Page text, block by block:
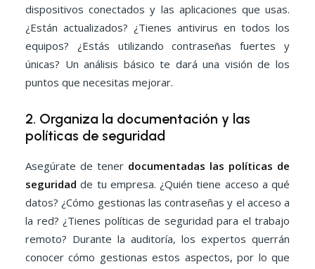
dispositivos conectados y las aplicaciones que usas.
¿Están actualizados? ¿Tienes antivirus en todos los
equipos? ¿Estás utilizando contraseñas fuertes y
únicas? Un análisis básico te dará una visión de los
puntos que necesitas mejorar.
2. Organiza la documentación y las
políticas de seguridad
Asegúrate de tener documentadas las políticas de
seguridad de tu empresa. ¿Quién tiene acceso a qué
datos? ¿Cómo gestionas las contraseñas y el acceso a
la red? ¿Tienes políticas de seguridad para el trabajo
remoto? Durante la auditoría, los expertos querrán
conocer cómo gestionas estos aspectos, por lo que